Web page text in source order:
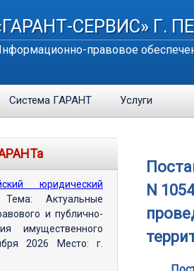
СЕРВИС» Г.
правовое
Система ГАРАНТ Услуги
N
юридический
Актуальные
и публично-
имущественного
2026 Место: г.